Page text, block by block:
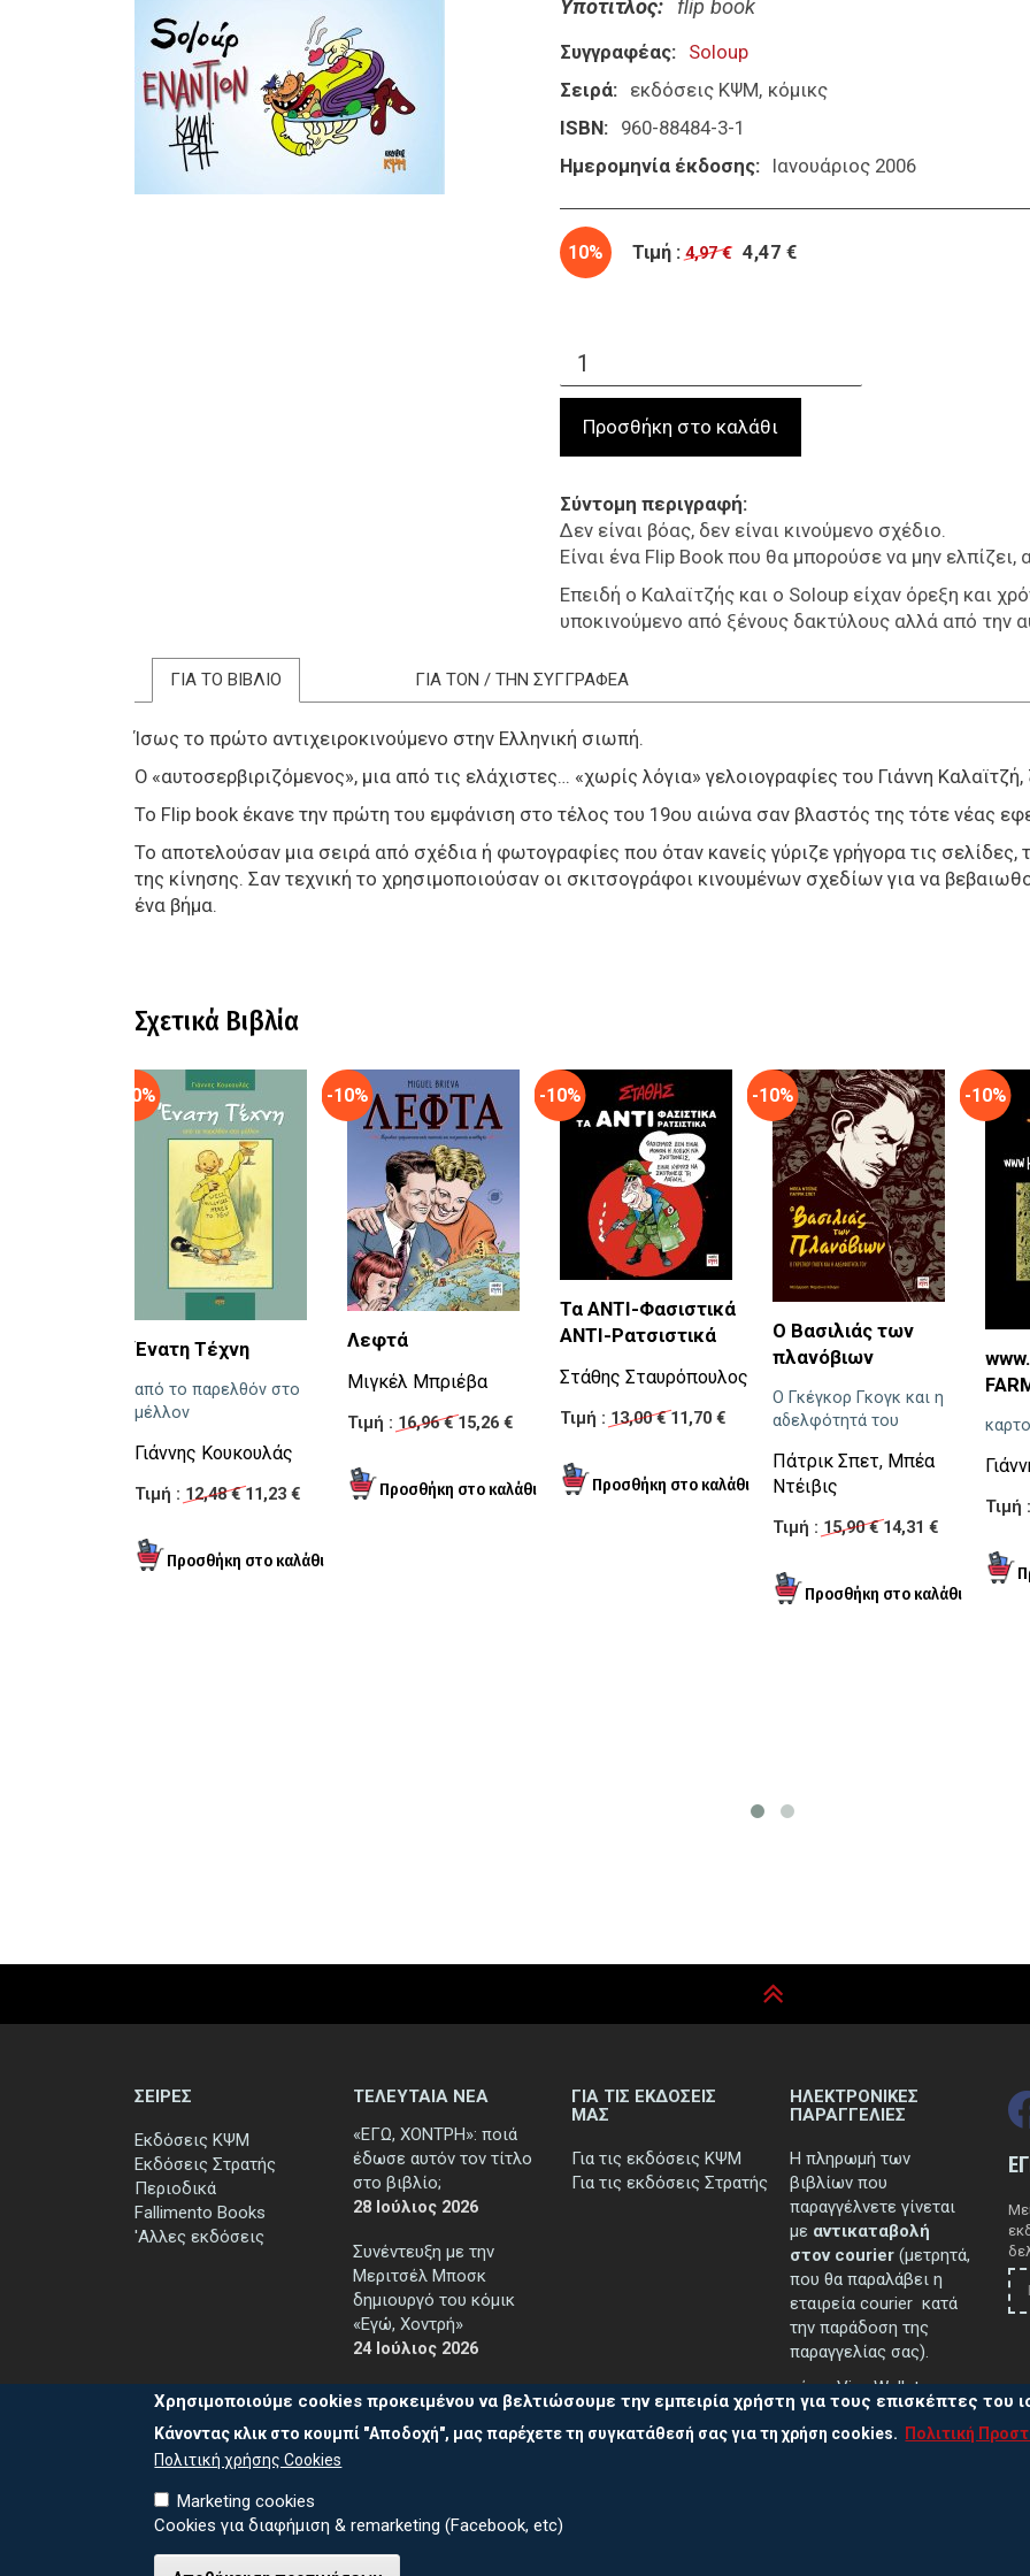
Υπότιτλος flip book
Συγγραφέας
Soloup
Σειρά
εκδόσεις ΚΨΜ κόμικς
ISBN
960-88484-3-1
Ημερομηνία έκδοσης
Ιανουάριος 2006
10% Τιμή : 4,97 € 4,47 €
Σύντομη περιγραφή
Δεν είναι βόας, δεν είναι κινούμενο σχέδιο.
Είναι ένα Flip Book που θα μπορούσε να μην ελπίζει,
Επειδή ο Καλαϊτζής και ο Soloup είχαν όρεξη και
υποκινούμενο από ξένους δακτύλους αλλά από την
ΓΙΑ ΤΟ ΒΙΒΛΙΟ ΓΙΑ ΤΟΝ / ΤΗΝ ΣΥΓΓΡΑΦΕΑ
Ίσως το πρώτο αντιχειροκινούμενο στην Ελληνική σιωπή.
Ο «αυτοσερβιριζόμενος», μια από τις ελάχιστες… «χωρίς λόγια» γελοιογραφίες του Γιάννη
Το Flip book έκανε την πρώτη του εμφάνιση στο τέλος του 19ου αιώνα σαν βλαστός της τότε νέας
Το αποτελούσαν μια σειρά από σχέδια ή φωτογραφίες που όταν κανείς γύριζε γρήγορα τις σελίδες,
της κίνησης. Σαν τεχνική το χρησιμοποιούσαν οι σκιτσογράφοι κινουμένων σχεδίων για να
ένα βήμα.
Σχετικά Βιβλία
-10%
Ένατη Τέχνη
από το παρελθόν στο
μέλλον
Γιάννης Κουκουλάς
Τιμή : 12,48 €11,23 €
-10%
Λεφτά
Μιγκέλ Μπριέβα
Τιμή : 16,96 €15,26 €
-10%
Τα ΑΝΤΙ-Φασιστικά
ΑΝΤΙ-Ρατσιστικά
Στάθης Σταυρόπουλος
Τιμή : 13,00 €11,70 €
-10%
Ο Βασιλιάς των
πλανόβιων
Ο Γκέγκορ Γκογκ και η
αδελφότητά του
Πάτρικ Σπετ, Mπέα
Ντέιβις
Τιμή : 15,90 €14,31 €
-10%
Τιμή :
ΣΕΙΡΕΣ
Εκδόσεις ΚΨΜ
Εκδόσεις Στρατής
Περιοδικά
Fallimento Books
'Αλλες εκδόσεις
ΤΕΛΕΥΤΑΙΑ ΝΕΑ
«ΕΓΩ, ΧΟΝΤΡΗ»: ποιά
έδωσε αυτόν τον τίτλο
στο βιβλίο;
28 Ιούλιος 2026
Συνέντευξη με την
Μεριτσέλ Μποσκ
δημιουργό του κόμικ
«Εγώ, Χοντρή»
24 Ιούλιος 2026
ΓΙΑ ΤΙΣ ΕΚΔΟΣΕΙΣ
ΜΑΣ
Για τις εκδόσεις ΚΨΜ
Για τις εκδόσεις Στρατής
ΗΛΕΚΤΡΟΝΙΚΕΣ
ΠΑΡΑΓΓΕΛΙΕΣ
Η πληρωμή των
βιβλίων που
παραγγέλνετε γίνεται
με αντικαταβολή
στον courier (μετρητά,
που θα παραλάβει η
εταιρεία courier κατά
την παράδοση της
παραγγελίας σας).
μέσω Viva Wallet.
..περισσότερα
© 2026 ΕΚΔΟΣΕΙΣ ΚΨΜ
Χρησιμοποιούμε cookies προκειμένου να βελτιώσουμε την εμπειρία χρήστη για τους επισκέπτες του
Κάνοντας κλικ στο κουμπί "Αποδοχή", μας παρέχετε τη συγκατάθεσή σας για τη χρήση cookies.
Πολιτική
Πολιτική χρήσης Cookies
Marketing cookies
Cookies για διαφήμιση & remarketing (Facebook, etc)